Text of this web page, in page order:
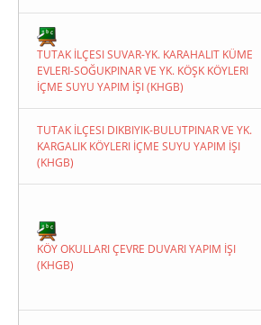
TUTAK İLÇESI SUVAR-YK. KARAHALIT KÜME
EVLERI-SOĞUKPINAR VE YK. KÖŞK KÖYLERI
İÇME SUYU YAPIM İŞI (KHGB)
TUTAK İLÇESI DIKBIYIK-BULUTPINAR VE YK.
KARGALIK KÖYLERI İÇME SUYU YAPIM İŞI
(KHGB)
KÖY OKULLARI ÇEVRE DUVARI YAPIM İŞI
(KHGB)